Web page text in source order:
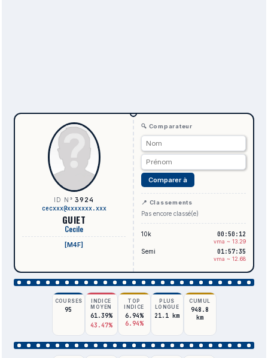
ID N°3924
cecxxx@xxxxxxx.xxx
GUIET
Cecile
[M4F]
🔍 Comparateur
Comparer à
📍 Classements
Pas encore classé(e)
10k 00:50:12
vma ~ 13.29
Semi 01:57:35
vma ~ 12.68
COURSES
95
INDICE
MOYEN
61.39%
43.47%
TOP
INDICE
6.94%
6.94%
PLUS
LONGUE
21.1 km
CUMUL
948.8
km